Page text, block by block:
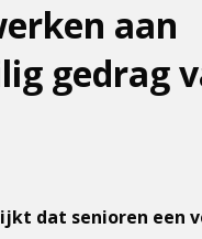
aan
gedrag
dat senioren een